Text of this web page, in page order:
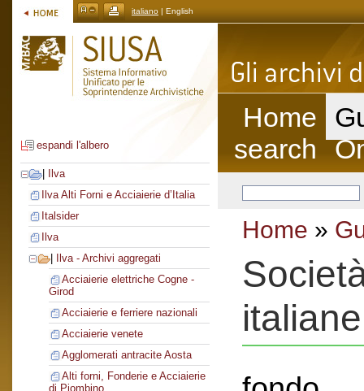
italiano | English
espandi l'albero
Ilva
Ilva Alti Forni e Acciaierie d’Italia
Italsider
Ilva
Ilva - Archivi aggregati
Acciaierie elettriche Cogne -
Girod
Acciaierie e ferriere nazionali
Acciaierie venete
Agglomerati antracite Aosta
Alti forni, Fonderie e Acciaierie
di Piombino
Home
search
Home »
italiane